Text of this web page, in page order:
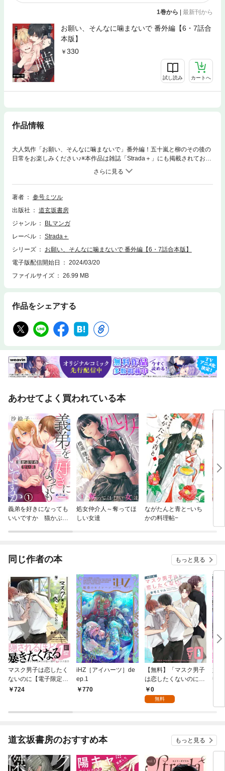
1巻から | 最新刊から
お願い、そんなに噛まないで 番外編【6・7話合
本版】
330
試し読み カートへ
作品情報
大人気作「お願い、そんなに噛まないで」番外編！五十嵐と柳のその後の
日常をお楽しみください♪※本作品は雑誌「Strada＋」にも掲載されており
ますので、重複購入にご注意ください。
著者
参号ミツル
出版社
道玄坂書房
ジャンル
BLマンガ
レーベル
Strada＋
シリーズ
お願い、そんなに噛まないで 番外編【6・7話合本版】
電子版配信開始日
2024/03/20
ファイルサイズ
26.99 MB
作品をシェアする
あわせてよく買われている本
義弟を好きになっても
いいですか 猫かぶり
処女仲介人～奪ってほ
しい女達
ながたんと青と−いち
かの料理帖−
だ
同じ作者の本 もっと見る
マスク男子は恋したく
ないのに【電子限定か
きおろし付】
724
iHZ［アイハーツ］de
ep.1
770
【無料】「マスク男子
は恋したくないのに」
お試し版
0
無料
好
勢
道玄坂書房のおすすめ本 もっと見る